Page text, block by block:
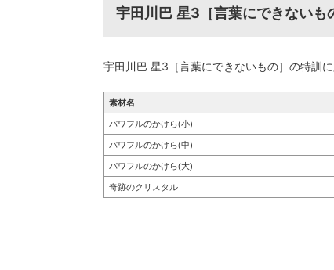
宇田川巴星3［言葉にできないも
宇田川巴 星3［言葉にできないもの］ の特訓に
素材名
パワフルのかけら(小)
パワフルのかけら(中)
パワフルのかけら(大)
奇跡のクリスタル